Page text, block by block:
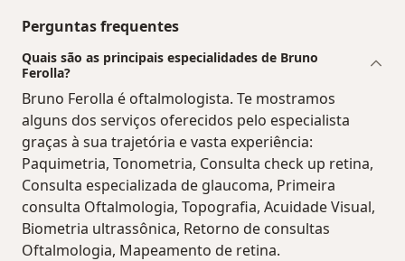
Perguntas frequentes
Quais são as principais especialidades de Bruno
Ferolla?
Bruno Ferolla é oftalmologista. Te mostramos
alguns dos serviços oferecidos pelo especialista
graças à sua trajetória e vasta experiência:
Paquimetria, Tonometria, Consulta check up retina,
Consulta especializada de glaucoma, Primeira
consulta Oftalmologia, Topografia, Acuidade Visual,
Biometria ultrassônica, Retorno de consultas
Oftalmologia, Mapeamento de retina.